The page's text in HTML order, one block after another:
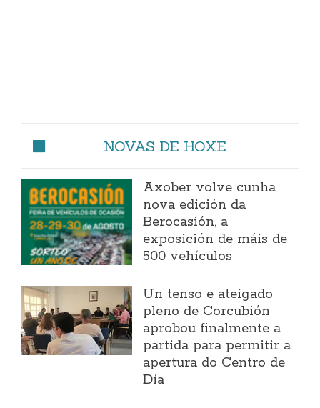
NOVAS DE HOXE
Axober volve cunha
nova edición da
Berocasión, a
exposición de máis de
500 vehículos
Un tenso e ateigado
pleno de Corcubión
aprobou finalmente a
partida para permitir a
apertura do Centro de
Día